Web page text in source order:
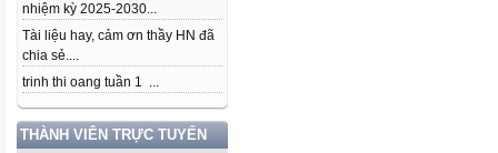
nhiệm kỳ 2025-2030...
Tài liệu hay, cảm ơn thầy HN đã
chia sẻ....
trinh thi oang tuần 1 ...
THÀNH VIÊN TRỰC TUYẾN